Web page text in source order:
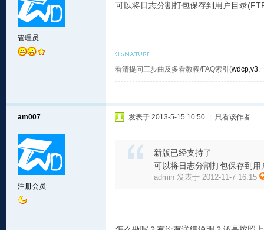
管理员
可以将日志分割打包保存到用户目录
看清提问三步曲及多看教程/FAQ索引(wdcp,v3,
am007
注册会员
发表于 2013-5-15 10:50 只看该作者
新版已经支持了
可以将日志分割打包保存到
admin 发表于 2012-11-7 16:15